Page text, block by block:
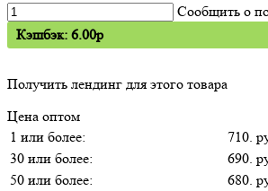
Сообщить о
Кэшбэк: 6.00p
Получить лендинг для этого товара
Цена оптом
1 или более:
710.
30 или более:
690.
50 или более:
680.